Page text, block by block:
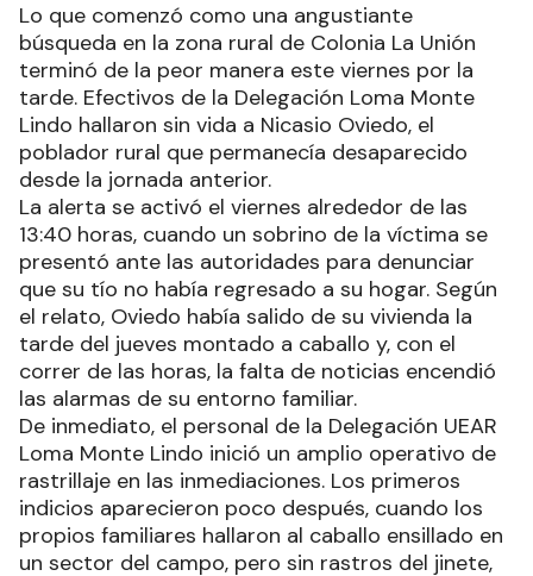
Lo que comenzó como una angustiante
búsqueda en la zona rural de Colonia La Unión
terminó de la peor manera este viernes por la
tarde. Efectivos de la Delegación Loma Monte
Lindo hallaron sin vida a Nicasio Oviedo, el
poblador rural que permanecía desaparecido
desde la jornada anterior.
La alerta se activó el viernes alrededor de las
13:40 horas, cuando un sobrino de la víctima se
presentó ante las autoridades para denunciar
que su tío no había regresado a su hogar. Según
el relato, Oviedo había salido de su vivienda la
tarde del jueves montado a caballo y, con el
correr de las horas, la falta de noticias encendió
las alarmas de su entorno familiar.
De inmediato, el personal de la Delegación UEAR
Loma Monte Lindo inició un amplio operativo de
rastrillaje en las inmediaciones. Los primeros
indicios aparecieron poco después, cuando los
propios familiares hallaron al caballo ensillado en
un sector del campo, pero sin rastros del jinete,